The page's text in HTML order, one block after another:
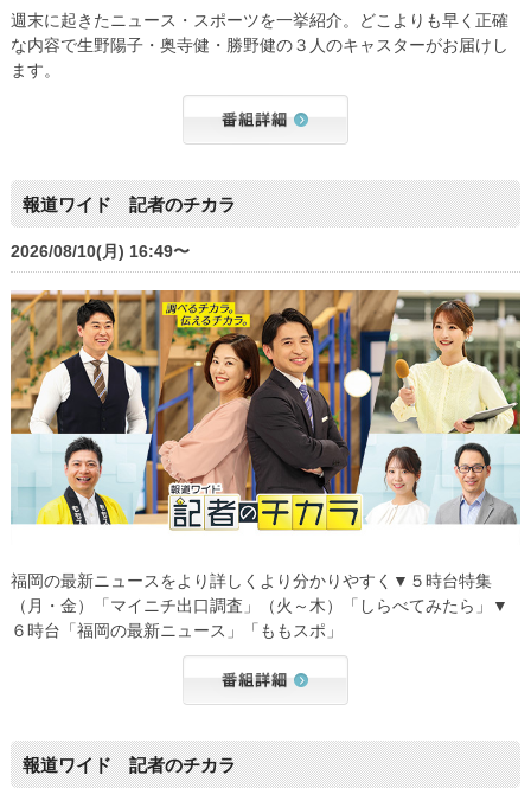
週末に起きたニュース・スポーツを一挙紹介。どこよりも早く正確
な内容で生野陽子・奥寺健・勝野健の３人のキャスターがお届けし
ます。
報道ワイド 記者のチカラ
2026/08/10(月) 16:49〜
福岡の最新ニュースをより詳しくより分かりやすく▼５時台特集
（月・金）「マイニチ出口調査」（火～木）「しらべてみたら」▼
６時台「福岡の最新ニュース」「ももスポ」
報道ワイド 記者のチカラ